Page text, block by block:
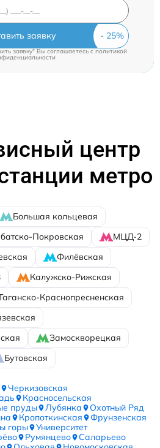
заявку
заявку" Вы соглашаетесь c политикой
центр
метро
Большая кольцевая
Покровская
МЦД-2
Филёвская
Калужско-Рижская
Краснопресненская
Замоскворецкая
Бутовская
Черкизовская
Красносельская
пруды Лубянка
Охотный Ряд
Кропоткинская
Фрунзенская
горы
Университет
Румянцево
Саларьево